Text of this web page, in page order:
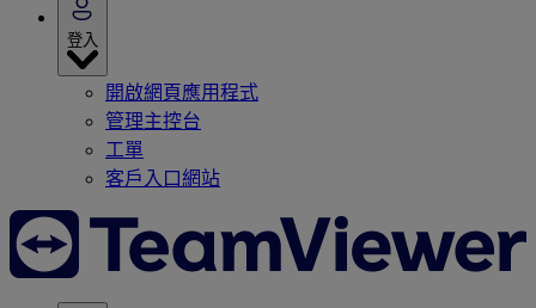
登入
開啟網頁應用程式
管理主控台
工單
客戶入口網站